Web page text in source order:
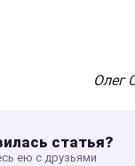
Олег
статья?
ею с друзьями